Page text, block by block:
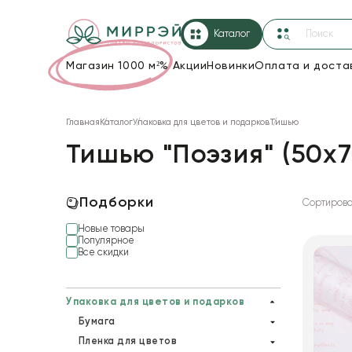
Каталог
Магазин 1000 м²%Акции НовинкиОплата и
Корзины и плетеные изделия
Коробки для цветов
Декор для дома
Пакеты для цветов и подарков
Главная КаталогУпаковка для цветов и подарковТишью
Тишью "Поэзия"
Подборки
Новые товары
Популярное
Все скидки
Упаковка для цветов и подарков
Бумага
Гофрированная бумага
Пленка для цветов